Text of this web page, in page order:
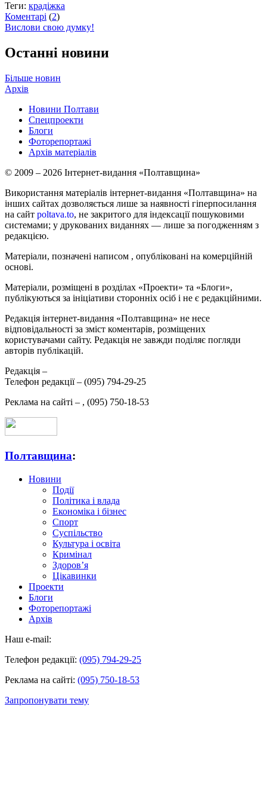
Теги: крадіжка
Коментарі (2)
Вислови свою думку!
Останні новини
Більше новин
Архів
Новини Полтави
Спецпроекти
Блоги
Фоторепортажі
Архів матеріалів
© 2009 – 2026 Інтернет-видання «Полтавщина»
Використання матеріалів інтернет-видання «Полтавщина» на
інших сайтах дозволяється лише за наявності гіперпосилання
на сайт poltava.to, не закритого для індексації пошуковими
системами; у друкованих виданнях — лише за погодженням з
редакцією.
Матеріали, позначені написом , опубліковані на комерційній
основі.
Матеріали, розміщені в розділах «Проекти» та «Блоги»,
публікуються за ініціативи сторонніх осіб і не є редакційними.
Редакція інтернет-видання «Полтавщина» не несе
відповідальності за зміст коментарів, розміщених
користувачами сайту. Редакція не завжди поділяє погляди
авторів публікацій.
Редакція –
Телефон редакції – (095) 794-29-25
Реклама на сайті – , (095) 750-18-53
Полтавщина:
Новини
Події
Політика і влада
Економіка і бізнес
Спорт
Суспільство
Культура і освіта
Кримінал
Здоров’я
Цікавинки
Проекти
Блоги
Фоторепортажі
Архів
Наш e-mail:
Телефон редакції: (095) 794-29-25
Реклама на сайті: (095) 750-18-53
Запропонувати тему